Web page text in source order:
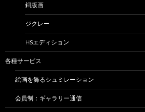
銅版画
ジクレー
HSエディション
各種サービス
絵画を飾るシュミレーション
会員制：ギャラリー通信